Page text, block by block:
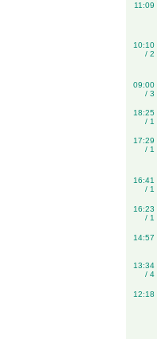
11:09
10:10
/ 2
09:00
/ 3
18:25
/ 1
17:29
/ 1
16:41
/ 1
16:23
/ 1
14:57
13:34
/ 4
12:18